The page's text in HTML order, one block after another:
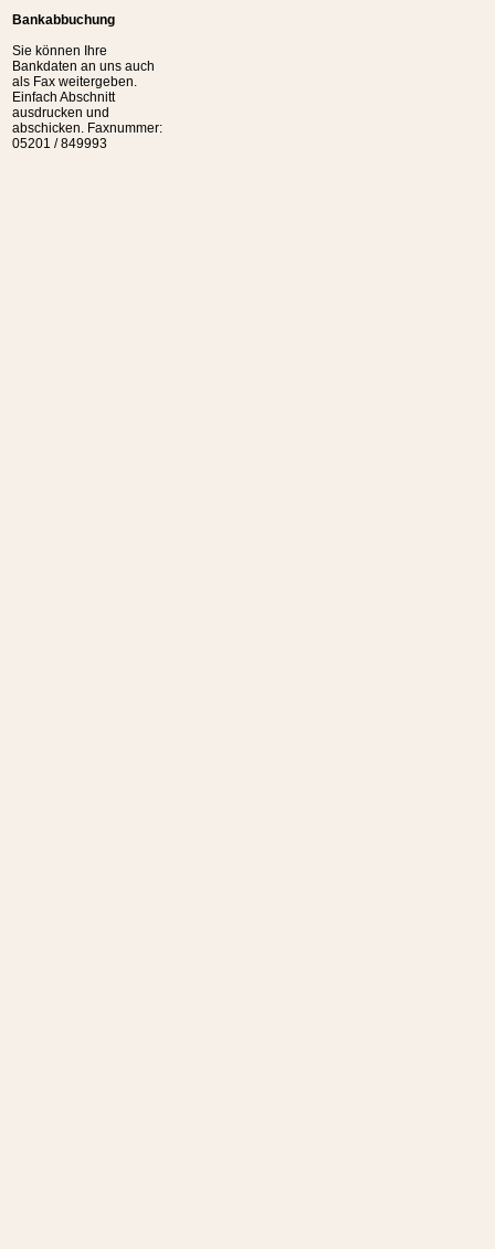
Bankabbuchung
Sie können Ihre
Bankdaten an uns auch
als Fax weitergeben.
Einfach Abschnitt
ausdrucken und
abschicken. Faxnummer:
05201 / 849993